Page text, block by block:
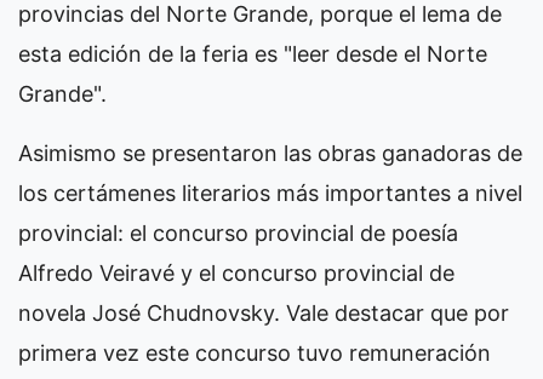
provincias del Norte Grande, porque el lema de
esta edición de la feria es "leer desde el Norte
Grande".
Asimismo se presentaron las obras ganadoras de
los certámenes literarios más importantes a nivel
provincial: el concurso provincial de poesía
Alfredo Veiravé y el concurso provincial de
novela José Chudnovsky. Vale destacar que por
primera vez este concurso tuvo remuneración